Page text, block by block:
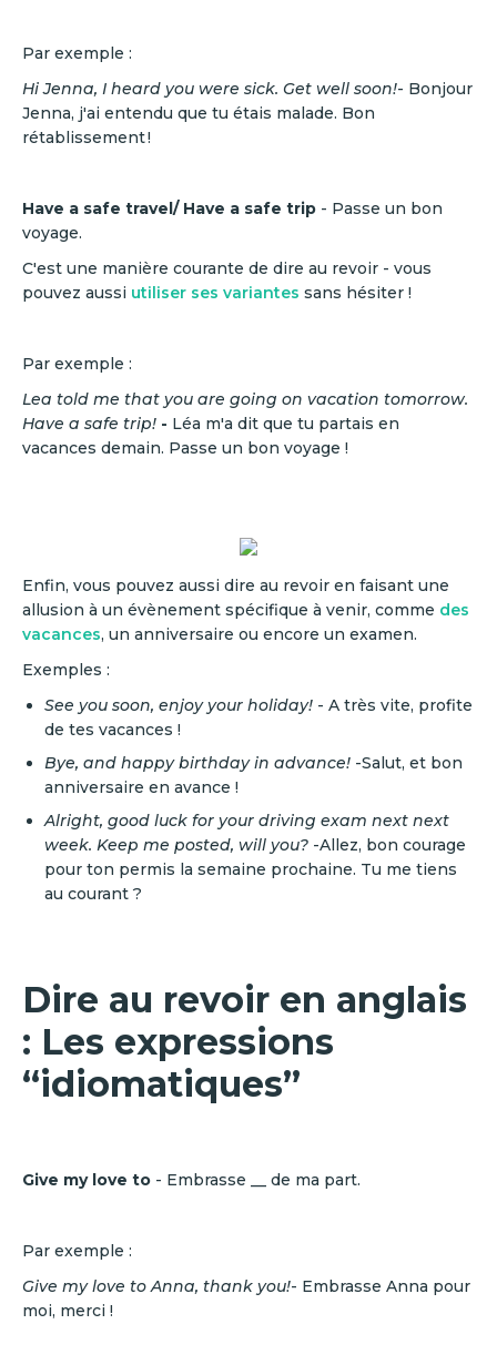
Par exemple :
Hi Jenna, I heard you were sick. Get well soon!- Bonjour
Jenna, j'ai entendu que tu étais malade. Bon
rétablissement !
Have a safe travel/ Have a safe trip - Passe un bon
voyage.
C'est une manière courante de dire au revoir - vous
pouvez aussi utiliser ses variantes sans hésiter !
Par exemple :
Lea told me that you are going on vacation tomorrow.
Have a safe trip! - Léa m'a dit que tu partais en
vacances demain. Passe un bon voyage !
Enfin, vous pouvez aussi dire au revoir en faisant une
allusion à un évènement spécifique à venir, comme des
vacances, un anniversaire ou encore un examen.
Exemples :
See you soon, enjoy your holiday! - A très vite, profite
de tes vacances !
Bye, and happy birthday in advance! -Salut, et bon
anniversaire en avance !
Alright, good luck for your driving exam next next
week. Keep me posted, will you? -Allez, bon courage
pour ton permis la semaine prochaine. Tu me tiens
au courant ?
Dire au revoir en anglais
: Les expressions
“idiomatiques”
Give my love to - Embrasse __ de ma part.
Par exemple :
Give my love to Anna, thank you!- Embrasse Anna pour
moi, merci !